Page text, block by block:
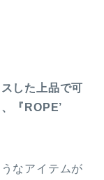
した上品で可
、『ROPE’
なアイテムが